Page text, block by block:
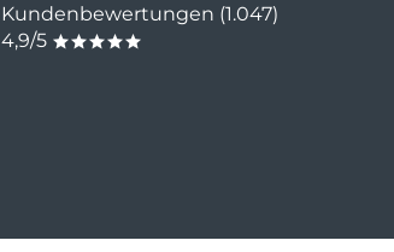
Kundenbewertungen (1.047)
4,9/5 *****